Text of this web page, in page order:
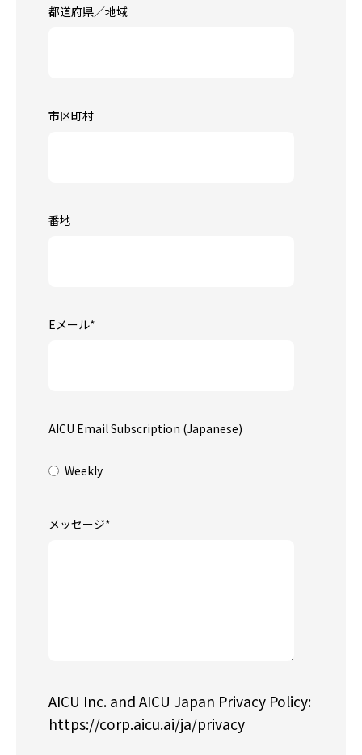
都道府県／地域
市区町村
番地
Eメール*
AICU Email Subscription (Japanese)
Weekly
メッセージ*
AICU Inc. and AICU Japan Privacy Policy:
https://corp.aicu.ai/ja/privacy